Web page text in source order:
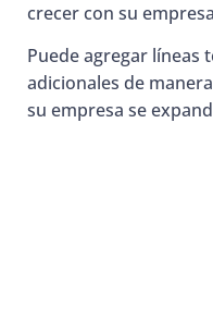
crecer con su
Puede agregar líneas
adicionales de
su empresa se